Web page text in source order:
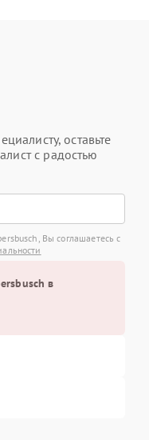
оставьте
с радостью
Вы соглашаетесь с
в